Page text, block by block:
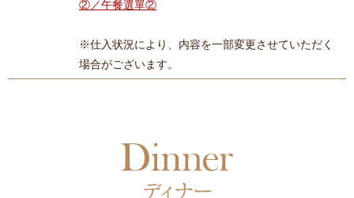
②／午餐選單②
※仕入状況により、内容を一部変更させていただく
場合がございます。